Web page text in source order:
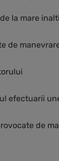
la mare
de
efectuarii
de